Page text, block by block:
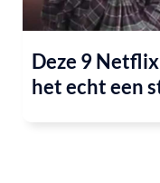
Deze 9
het echt een